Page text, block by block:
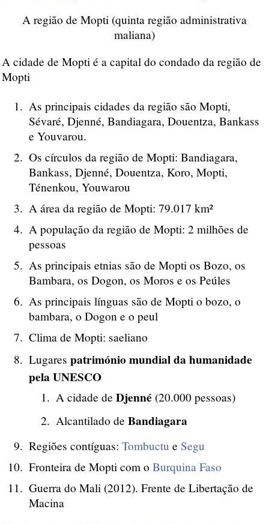
A região de Mopti (quinta região administrativa
maliana)
A cidade de Mopti é a capital do condado da região de
Mopti
As principais cidades da região são Mopti,
Sévaré, Djenné, Bandiagara, Douentza, Bankass
e Youvarou.
Os círculos da região de Mopti: Bandiagara,
Bankass, Djenné, Douentza, Koro, Mopti,
Ténenkou, Youwarou
A área da região de Mopti: 79.017 km²
A população da região de Mopti: 2 milhões de
pessoas
As principais etnias são de Mopti os Bozo, os
Bambara, os Dogon, os Moros e os Peúles
As principais línguas são de Mopti o bozo, o
bambara, o Dogon e o peul
Clima de Mopti: saeliano
Lugares património mundial da humanidade
pela UNESCO
A cidade de Djenné (20.000 pessoas)
Alcantilado de Bandiagara
Regiões contíguas: Tombuctu e Segu
Fronteira de Mopti com o Burquina Faso
Guerra do Mali (2012). Frente de Libertação de
Macina